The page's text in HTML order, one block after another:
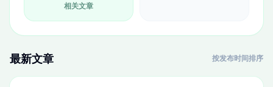
相关文章
最新文章 按发布时间排序